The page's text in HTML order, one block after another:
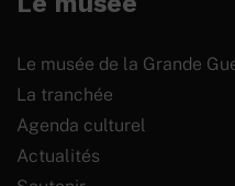
Le musée de la Grande
La tranchée
Agenda culturel
Actualités